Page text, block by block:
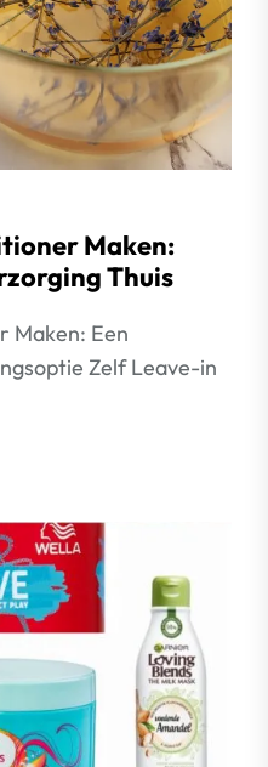
Maken:
Thuis
Maken: Een
Zelf Leave-in